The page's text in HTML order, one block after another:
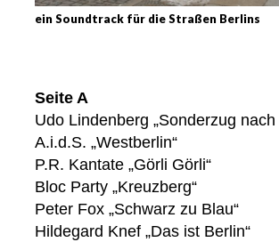
ein Soundtrack für die Straßen Berlins
Seite A
Udo Lindenberg „Sonderzug nach
A.i.d.S. „Westberlin“
P.R. Kantate „Görli Görli“
Bloc Party „Kreuzberg“
Peter Fox „Schwarz zu Blau“
Hildegard Knef „Das ist Berlin“